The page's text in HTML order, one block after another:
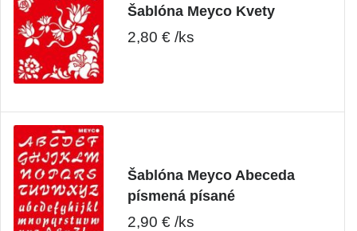
Šablóna Meyco Kvety
2,80 € /ks
Šablóna Meyco Abeceda
písmená písané
2,90 € /ks